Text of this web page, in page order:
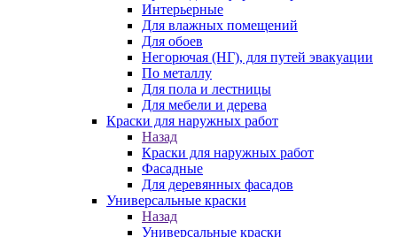
Интерьерные
Для влажных помещений
Для обоев
Негорючая (НГ), для путей эвакуации
По металлу
Для пола и лестницы
Для мебели и дерева
Краски для наружных работ
Назад
Краски для наружных работ
Фасадные
Для деревянных фасадов
Универсальные краски
Назад
Универсальные краски